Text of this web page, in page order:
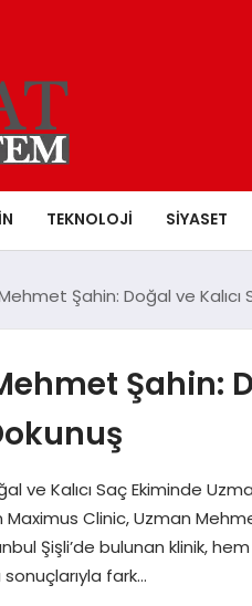
TEKNOLOJI SIYASET
Şahin: Doğal ve
Şahin:
ve Kalıcı Saç Ekiminde
Clinic, Uzman
Şişli’de bulunan klinik,
fark…